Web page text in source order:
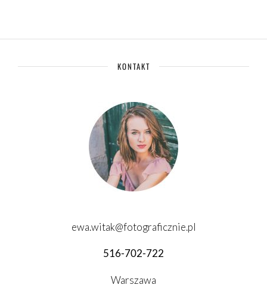
KONTAKT
ewa.witak@fotograficznie.pl
516-702-722
Warszawa